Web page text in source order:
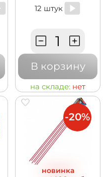
12 штук
В корзину
на складе: нет
новинка
-20%